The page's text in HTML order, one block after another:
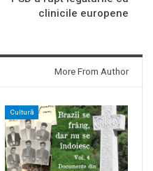
clinicile europene
More From Author
Cultură